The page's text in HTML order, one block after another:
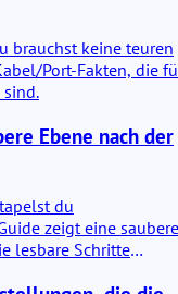
brauchst keine teuren
Port-Fakten, die
Ebene nach der
du
zeigt eine saubere
lesbare Schritte